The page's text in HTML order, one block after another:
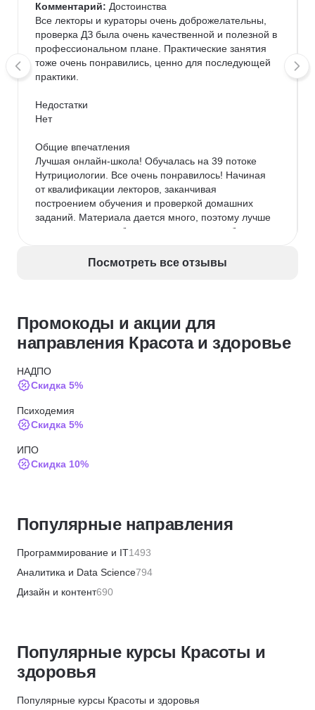
Комментарий: Достоинства
Все лекторы и кураторы очень доброжелательны,
проверка ДЗ была очень качественной и полезной в
профессиональном плане. Практические занятия
тоже очень понравились, ценно для последующей
практики.
Недостатки
Нет
Общие впечатления
Лучшая онлайн-школа! Обучалась на 39 потоке
Нутрициологии. Все очень понравилось! Начиная
от квалификации лекторов, заканчивая
построением обучения и проверкой домашних
заданий. Материала дается много, поэтому лучше
не пропускать, чтобы не нагонять потом «бегом».
прибегать к доп. литературе, но скорее в качестве
Посмотреть все отзывы
Промокоды и акции для
направления Красота и здоровье
НАДПО
Скидка 5%
Психодемия
Скидка 5%
ИПО
Скидка 10%
Институт профессиональных квалификаций
АБИУС
ЦАППКК
Скидка 6%
Скидка 6%
Популярные направления
Программирование и IT1493
Аналитика и Data Science794
Дизайн и контент690
Финансы и бухгалтерия656
HR и рекрутинг328
Популярные курсы Красоты и
здоровья
Популярные курсы Красоты и здоровья